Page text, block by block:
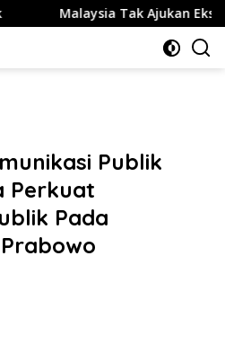
Malaysia Tak Ajukan
Publik
Perkuat
Pada